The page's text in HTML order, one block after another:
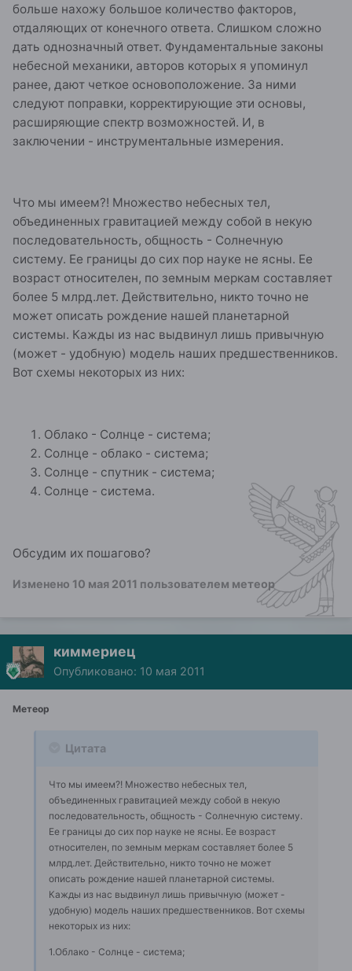
больше нахожу большое количество факторов,
отдаляющих от конечного ответа. Слишком сложно
дать однозначный ответ. Фундаментальные законы
небесной механики, авторов которых я упоминул
ранее, дают четкое основоположение. За ними
следуют поправки, корректирующие эти основы,
расширяющие спектр возможностей. И, в
заключении - инструментальные измерения.
Что мы имеем?! Множество небесных тел,
объединенных гравитацией между собой в некую
последовательность, общность - Солнечную
систему. Ее границы до сих пор науке не ясны. Ее
возраст относителен, по земным меркам составляет
более 5 млрд.лет. Действительно, никто точно не
может описать рождение нашей планетарной
системы. Кажды из нас выдвинул лишь привычную
(может - удобную) модель наших предшественников.
Вот схемы некоторых из них:
Облако - Солнце - система;
Солнце - облако - система;
Солнце - спутник - система;
Солнце - система.
Обсудим их пошагово?
Изменено 10 мая 2011 пользователем метеор
киммериец
Опубликовано: 10 мая 2011
Метеор
Цитата
Что мы имеем?! Множество небесных тел,
объединенных гравитацией между собой в некую
последовательность, общность - Солнечную систему.
Ее границы до сих пор науке не ясны. Ее возраст
относителен, по земным меркам составляет более 5
млрд.лет. Действительно, никто точно не может
описать рождение нашей планетарной системы.
Кажды из нас выдвинул лишь привычную (может -
удобную) модель наших предшественников. Вот схемы
некоторых из них:
1.Облако - Солнце - система;